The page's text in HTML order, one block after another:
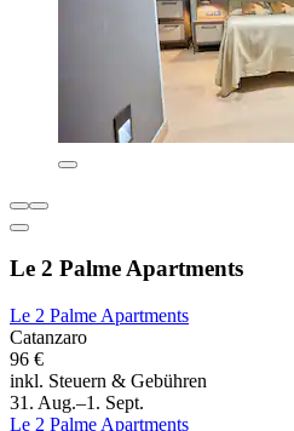
Le 2 Palme Apartments
Le 2 Palme Apartments
Catanzaro
96 €
inkl. Steuern & Gebühren
31. Aug.–1. Sept.
Le 2 Palme Apartments